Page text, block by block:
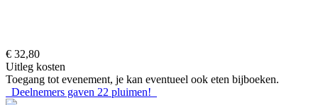
€ 32,80
Uitleg kosten
Toegang tot evenement, je kan eventueel ook eten bijboeken.
Deelnemers gaven 22 pluimen!